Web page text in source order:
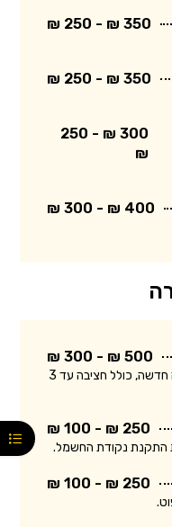
350 ₪ - 250 ₪
350 ₪ - 250 ₪
300 ₪ - 250
₪
400 ₪ - 300 ₪
500 ₪ - 300 ₪
המחיר מתייחס להתקנת נקודת תאורה חדשה, כולל חציבה עד 3
250 ₪ - 100 ₪
התקנת נקודת החשמל.
250 ₪ - 100 ₪